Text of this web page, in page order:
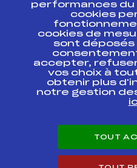
Pass’Neige
Projet sportif
Projet de
Antidopage
Pôle
Scientifique
Listes ministérielles
Pôle vie de l’athlète
Enseignement
Carrières
performances du
cookies
cookies de
sont déposés
accepter,
vos choix à
obtenir plus
notre gestion
TOUT